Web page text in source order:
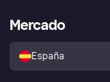
Directorio de tiendas
Política de protección al
comprador de Klarna
Reclamaciones
Acceso empresas
Mercado
España